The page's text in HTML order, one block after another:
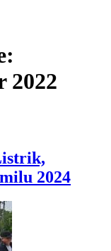
2022
2024